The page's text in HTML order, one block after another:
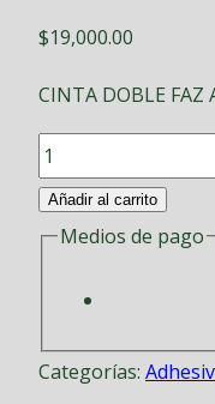
$19,000.00
CINTA DOBLE
CINTA
DOBLE
FAZ
50
Añadir al carrito
Medios de pago
Categorías: